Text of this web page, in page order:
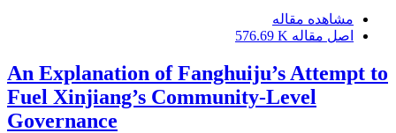
مشاهده مقاله
اصل مقاله 576.69 K
An Explanation of Fanghuiju’s Attempt to
Fuel Xinjiang’s Community-Level
Governance